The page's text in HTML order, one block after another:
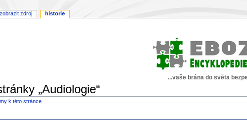
...vaše brána do světa
„Audiologie“
k této stránce
zobrazit zdroj historie